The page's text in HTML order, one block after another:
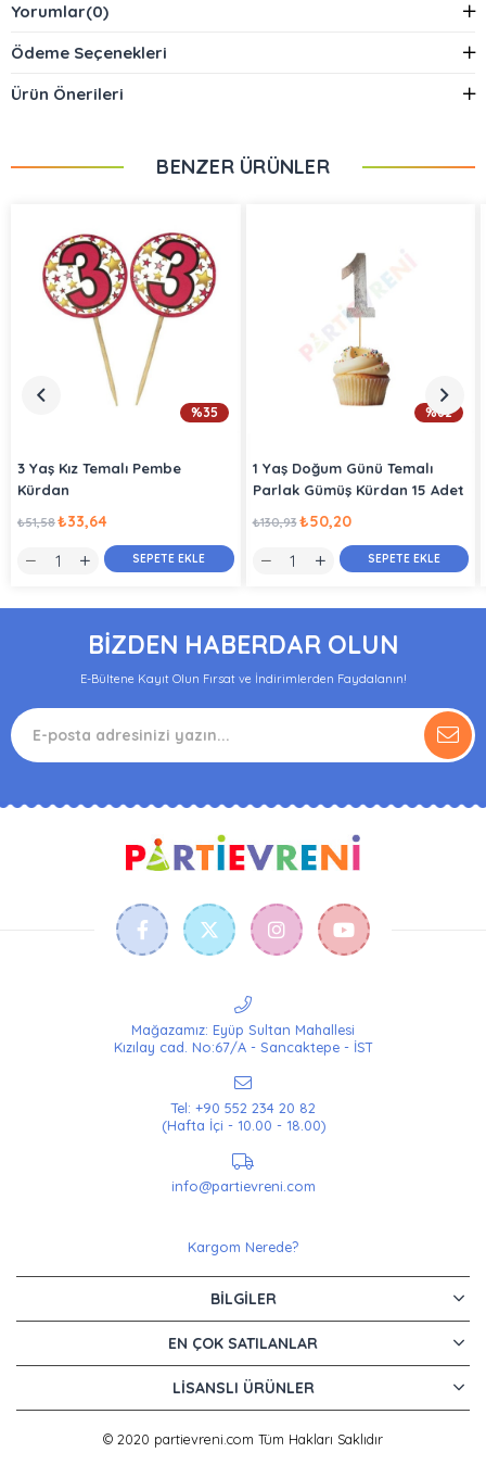
Yorumlar(0)
Ödeme Seçenekleri
Ürün Önerileri
BENZER ÜRÜNLER
3 Yaş Kız Temalı Pembe
Kürdan
₺33,64
₺51,58
SEPETE EKLE
%35
1 Yaş Doğum Günü Temalı
Parlak Gümüş Kürdan 15 Adet
₺50,20
₺130,93
SEPETE EKLE
%62
BİZDEN HABERDAR OLUN
E-Bültene Kayıt Olun Fırsat ve İndirimlerden Faydalanın!
Mağazamız: Eyüp Sultan Mahallesi
Kızılay cad. No:67/A - Sancaktepe - İST
Tel: +90 552 234 20 82
(Hafta İçi - 10.00 - 18.00)
info@partievreni.com
Kargom Nerede?
BILGILER
EN ÇOK SATILANLAR
LISANSLI ÜRÜNLER
© 2020 partievreni.com Tüm Hakları Saklıdır